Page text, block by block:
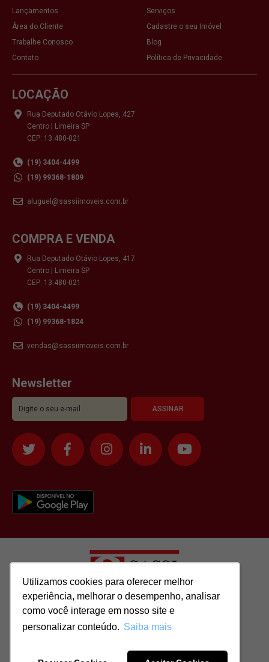
Utilizamos cookies para oferecer melhor
experiência, melhorar o desempenho, analisar
como você interage em nosso site e
personalizar conteúdo. Saiba mais
Utilizamos cookies para oferecer melhor
experiência, melhorar o desempenho, analisar
como você interage em nosso site e
personalizar conteúdo. Saiba mais
Lançamentos
Serviços
Área do Cliente
Cadastre o seu Imóvel
Trabalhe Conosco
Blog
Contato
Política de Privacidade
LOCAÇÃO
Rua Deputado Otávio Lopes, 427
Centro | Limeira SP
CEP: 13.480-021
(19) 3404-4499
(19) 99368-1809
aluguel@sassiimoveis.com.br
COMPRA E VENDA
Rua Deputado Otávio Lopes, 417
Centro | Limeira SP
CEP: 13.480-021
(19) 3404-4499
(19) 99368-1824
vendas@sassiimoveis.com.br
Newsletter
Todos os direitos reservados para: SASSI IMÓVEIS LTDA | CNPJ:
51.417.293/0001-48 | CRECI: J-04970/1